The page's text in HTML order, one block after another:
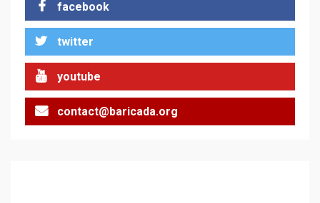
facebook
twitter
youtube
contact@baricada.org